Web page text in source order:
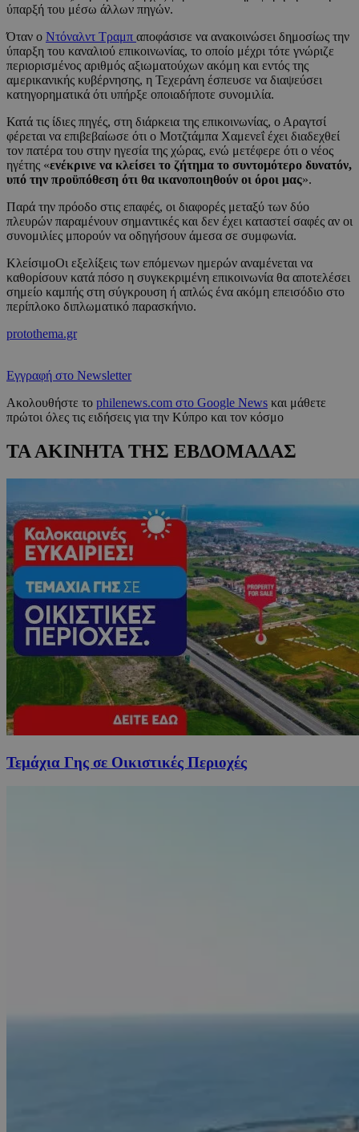
ύπαρξή του μέσω άλλων πηγών.
Όταν ο Ντόναλντ Τραμπ αποφάσισε να ανακοινώσει δημοσίως την
ύπαρξη του καναλιού επικοινωνίας, το οποίο μέχρι τότε γνώριζε
περιορισμένος αριθμός αξιωματούχων ακόμη και εντός της
αμερικανικής κυβέρνησης, η Τεχεράνη έσπευσε να διαψεύσει
κατηγορηματικά ότι υπήρξε οποιαδήποτε συνομιλία.
Κατά τις ίδιες πηγές, στη διάρκεια της επικοινωνίας, ο Αραγτσί
φέρεται να επιβεβαίωσε ότι ο Μοτζτάμπα Χαμενεΐ έχει διαδεχθεί
τον πατέρα του στην ηγεσία της χώρας, ενώ μετέφερε ότι ο νέος
ηγέτης «ενέκρινε να κλείσει το ζήτημα το συντομότερο δυνατόν,
υπό την προϋπόθεση ότι θα ικανοποιηθούν οι όροι μας».
Παρά την πρόοδο στις επαφές, οι διαφορές μεταξύ των δύο
πλευρών παραμένουν σημαντικές και δεν έχει καταστεί σαφές αν οι
συνομιλίες μπορούν να οδηγήσουν άμεσα σε συμφωνία.
ΚλείσιμοΟι εξελίξεις των επόμενων ημερών αναμένεται να
καθορίσουν κατά πόσο η συγκεκριμένη επικοινωνία θα αποτελέσει
σημείο καμπής στη σύγκρουση ή απλώς ένα ακόμη επεισόδιο στο
περίπλοκο διπλωματικό παρασκήνιο.
protothema.gr
Εγγραφή στο Newsletter
Ακολουθήστε το philenews.com στο Google News και μάθετε
πρώτοι όλες τις ειδήσεις για την Κύπρο και τον κόσμο
ΤΑ ΑΚΙΝΗΤΑ ΤΗΣ ΕΒΔΟΜΑΔΑΣ
Τεμάχια Γης σε Οικιστικές Περιοχές